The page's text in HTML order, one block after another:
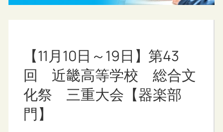
【11月10日～19日】第43
回 近畿高等学校 総合文
化祭 三重大会【器楽部
門】